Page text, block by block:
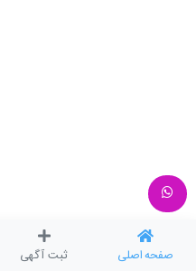
صفحه اصلی ثبت آگهی